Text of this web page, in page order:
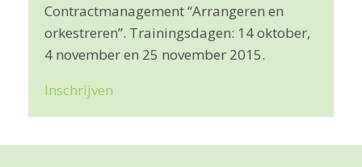
Contractmanagement “Arrangeren en
orkestreren”. Trainingsdagen: 14 oktober,
4 november en 25 november 2015.
Inschrijven